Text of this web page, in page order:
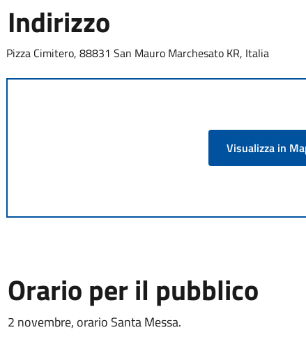
Indirizzo
Pizza Cimitero, 88831 San Mauro Marchesato KR, Italia
Visualizza in
Orario per il pubblico
2 novembre, orario Santa Messa.